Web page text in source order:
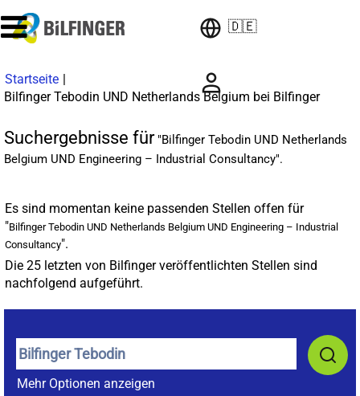
🇩🇪
Startseite |
Bilfinger Tebodin UND Netherlands Belgium bei Bilfinger
Suchergebnisse für"Bilfinger Tebodin UND Netherlands
Belgium UND Engineering – Industrial Consultancy".
Es sind momentan keine passenden Stellen offen für
"Bilfinger Tebodin UND Netherlands Belgium UND Engineering – Industrial
Consultancy".
Die 25 letzten von Bilfinger veröffentlichten Stellen sind
nachfolgend aufgeführt.
Mehr Optionen anzeigen